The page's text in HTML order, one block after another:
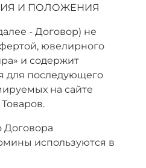
И ПОЛОЖЕНИЯ
- Договор) не
ювелирного
и содержит
для последующего
на сайте
Договора
используются в